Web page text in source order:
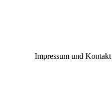
Impressum und Kontakt